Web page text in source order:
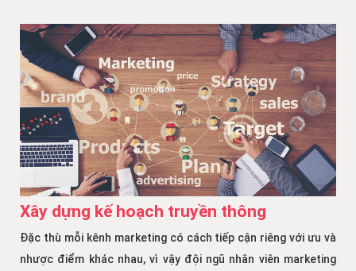
Xây dựng kế hoạch truyền thông
Đặc thù mỗi kênh marketing có cách tiếp cận riêng với ưu và
nhược điểm khác nhau, vì vậy đội ngũ nhân viên marketing